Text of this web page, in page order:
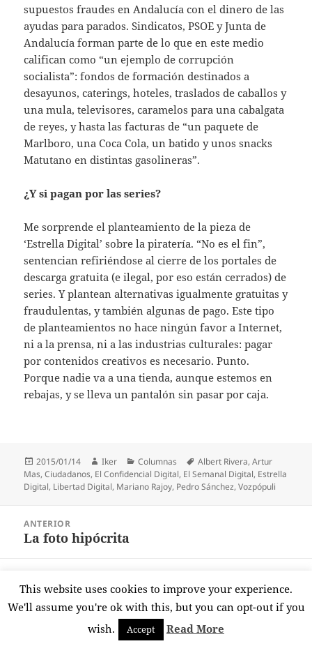
supuestos fraudes en Andalucía con el dinero de las
ayudas para parados. Sindicatos, PSOE y Junta de
Andalucía forman parte de lo que en este medio
califican como “un ejemplo de corrupción
socialista”: fondos de formación destinados a
desayunos, caterings, hoteles, traslados de caballos y
una mula, televisores, caramelos para una cabalgata
de reyes, y hasta las facturas de “un paquete de
Marlboro, una Coca Cola, un batido y unos snacks
Matutano en distintas gasolineras”.
¿Y si pagan por las series?
Me sorprende el planteamiento de la pieza de
‘Estrella Digital’ sobre la piratería. “No es el fin”,
sentencian refiriéndose al cierre de los portales de
descarga gratuita (e ilegal, por eso están cerrados) de
series. Y plantean alternativas igualmente gratuitas y
fraudulentas, y también algunas de pago. Este tipo
de planteamientos no hace ningún favor a Internet,
ni a la prensa, ni a las industrias culturales: pagar
por contenidos creativos es necesario. Punto.
Porque nadie va a una tienda, aunque estemos en
rebajas, y se lleva un pantalón sin pasar por caja.
Publicado
el
2015/01/14 Autor
Iker Categorías
Columnas Etiquetas
Albert Rivera,Artur
Mas,Ciudadanos, El Confidencial Digital, El Semanal Digital, Estrella
Digital, Libertad Digital, Mariano Rajoy, Pedro Sánchez,Vozpópuli
entradas
ANTERIOR
Entrada
La foto hipócrita
Entrada
siguiente:
Los informes sobre Bárcenas
Funciona gracias a WordPress
This website uses cookies to improve your experience.
We'll assume you're ok with this, but you can opt-out if you
wish.
Accept Read More